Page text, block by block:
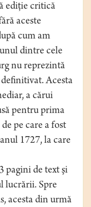
ediţie critică
aceste
cum am
dintre cele
nu reprezintă
Acesta
a cărui
pentru prima
pe care a fost
1727, la care
pagini de text şi
lucrării. Spre
acesta din urmă